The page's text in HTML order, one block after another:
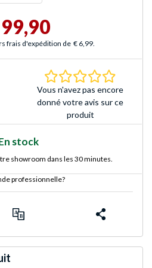
frais d'expédition de € 6,99.
Vous n'avez pas encore
donné votre avis sur ce
produit
stock
showroom dans les 30 minutes.
professionnelle?